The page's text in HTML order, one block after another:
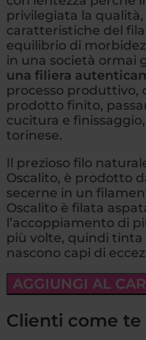
privilegiata la
caratteristiche del
equilibrio di
in una società ormai
una filiera
processo produttivo,
prodotto finito,
cucitura e
torinese.
Il prezioso filo
Oscalito, è prodotto
secerne in un
Oscalito è filata
l’accoppiamento di
più volte, quindi tinta
nascono capi di
AGGIUNGI AL
Clienti come te